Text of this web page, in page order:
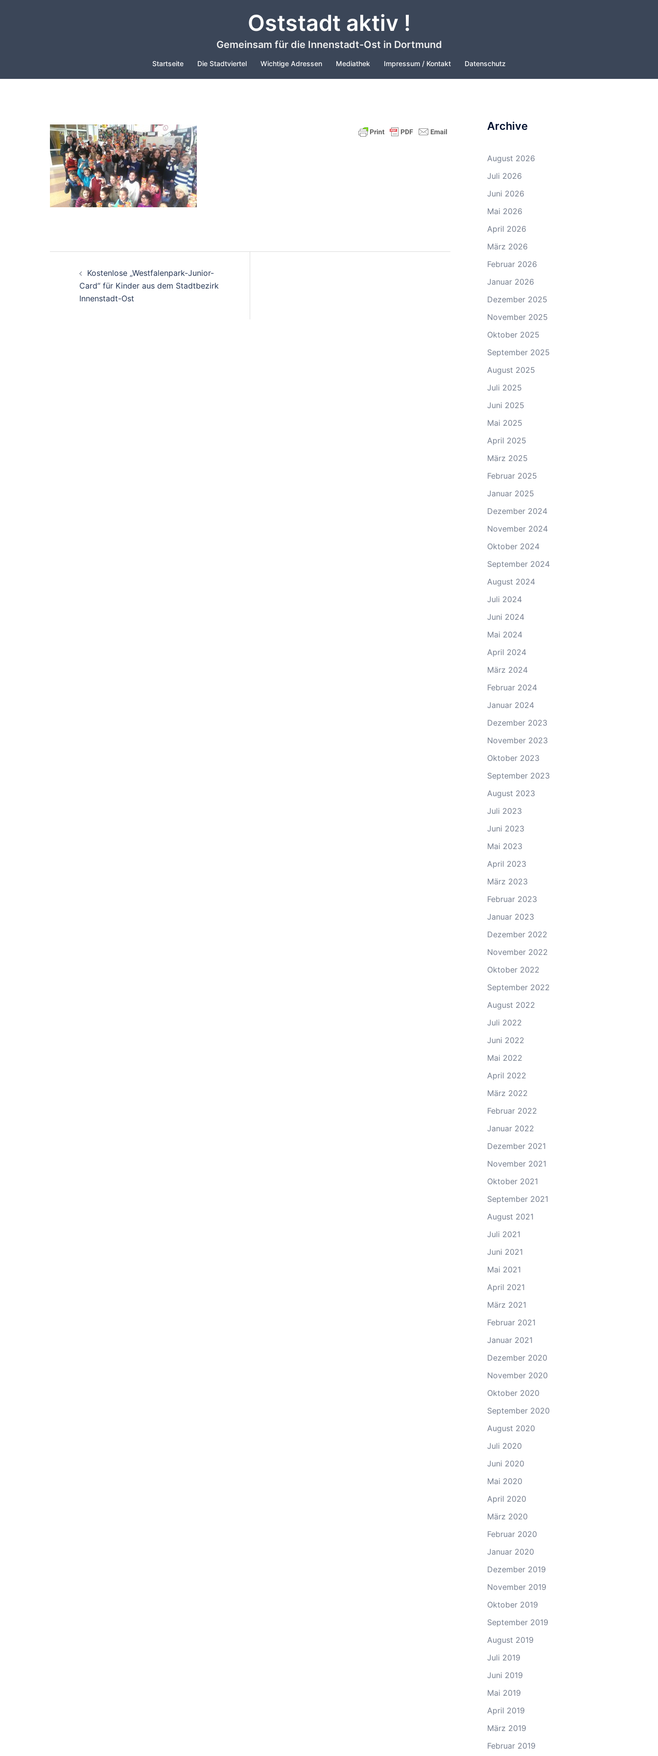
Oststadt aktiv !
Gemeinsam für die Innenstadt-Ost in Dortmund
Startseite Die Stadtviertel Wichtige Adressen Mediathek Impressum / Kontakt Datenschutz
Beitrags-
Navigation
Kostenlose „Westfalenpark-Junior-
Card“ für Kinder aus dem Stadtbezirk
Innenstadt-Ost
Archive
August 2026
Juli 2026
Juni 2026
Mai 2026
April 2026
März 2026
Februar 2026
Januar 2026
Dezember 2025
November 2025
Oktober 2025
September 2025
August 2025
Juli 2025
Juni 2025
Mai 2025
April 2025
März 2025
Februar 2025
Januar 2025
Dezember 2024
November 2024
Oktober 2024
September 2024
August 2024
Juli 2024
Juni 2024
Mai 2024
April 2024
März 2024
Februar 2024
Januar 2024
Dezember 2023
November 2023
Oktober 2023
September 2023
August 2023
Juli 2023
Juni 2023
Mai 2023
April 2023
März 2023
Februar 2023
Januar 2023
Dezember 2022
November 2022
Oktober 2022
September 2022
August 2022
Juli 2022
Juni 2022
Mai 2022
April 2022
März 2022
Februar 2022
Januar 2022
Dezember 2021
November 2021
Oktober 2021
September 2021
August 2021
Juli 2021
Juni 2021
Mai 2021
April 2021
März 2021
Februar 2021
Januar 2021
Dezember 2020
November 2020
Oktober 2020
September 2020
August 2020
Juli 2020
Juni 2020
Mai 2020
April 2020
März 2020
Februar 2020
Januar 2020
Dezember 2019
November 2019
Oktober 2019
September 2019
August 2019
Juli 2019
Juni 2019
Mai 2019
April 2019
März 2019
Februar 2019